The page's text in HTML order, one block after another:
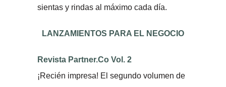
sientas y rindas al máximo cada día.
LANZAMIENTOS PARA EL NEGOCIO
Revista Partner.Co Vol. 2
¡Recién impresa! El segundo volumen de